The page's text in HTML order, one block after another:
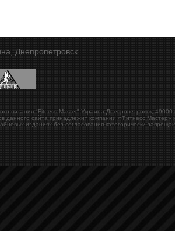
Днепропетровск
питания "Fitness Master" Украина Днепропетровск, 49000
данного сайта принадлежит компании «Фитнесс Мастер»
изданиях без согласования категорически